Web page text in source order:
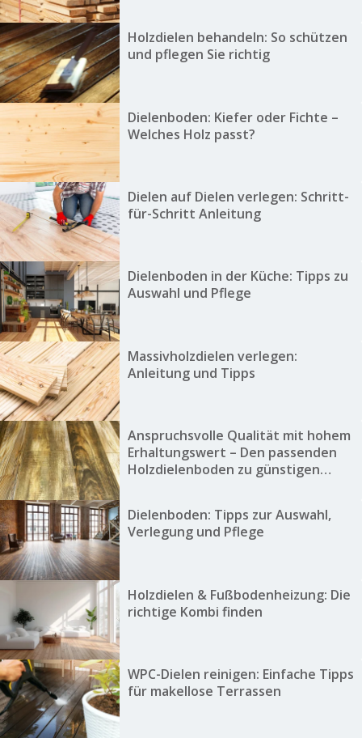
Holzdielen behandeln: So schützen
und pflegen Sie richtig
Dielenboden: Kiefer oder Fichte –
Welches Holz passt?
Dielen auf Dielen verlegen: Schritt-
für-Schritt Anleitung
Dielenboden in der Küche: Tipps zu
Auswahl und Pflege
Massivholzdielen verlegen:
Anleitung und Tipps
Anspruchsvolle Qualität mit hohem
Erhaltungswert – Den passenden
Holzdielenboden zu günstigen
Dielenboden: Tipps zur Auswahl,
Verlegung und Pflege
Holzdielen & Fußbodenheizung: Die
richtige Kombi finden
WPC-Dielen reinigen: Einfache Tipps
für makellose Terrassen